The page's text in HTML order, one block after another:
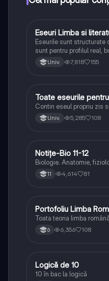
Limba și literatura română
Eseuri Limba si
Eseurile sunt structurate
sunt pentru profilul real,
lipsesc relatiile dintre
Univ. 7,818 155
Limba și literatura română
Toate eseurile
Contin eseul propriu zis
Univ. 5,285 108
Biologie
Notițe-Bio 11-12
Biologie. Anatomie,
11 4,614 81
Limba și literatura română
Portofoliu Limba
Toata teoria limba română
6 6,356 108
Logică
Logică de 10
10 în bac la logică